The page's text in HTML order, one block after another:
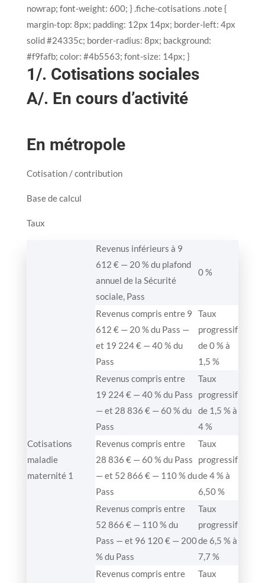
nowrap; font-weight: 600; } .fiche-cotisations .note {
margin-top: 8px; padding: 12px 14px; border-left: 4px
solid #24335c; border-radius: 8px; background:
#f9fafb; color: #4b5563; font-size: 14px; }
1/. Cotisations sociales
A/. En cours d’activité
En métropole
Cotisation / contribution
Base de calcul
Taux
Cotisations
maladie
maternité 1
Revenus inférieurs à 9
612 € — 20 % du plafond
annuel de la Sécurité
sociale, Pass
0 %
Revenus compris entre 9
612 € — 20 % du Pass —
et 19 224 € — 40 % du
Pass
Taux
progressif
de 0 % à
1,5 %
Revenus compris entre
19 224 € — 40 % du Pass
— et 28 836 € — 60 % du
Pass
Taux
progressif
de 1,5 % à
4 %
Revenus compris entre
28 836 € — 60 % du Pass
— et 52 866 € — 110 % du
Pass
Taux
progressif
de 4 % à
6,50 %
Revenus compris entre
52 866 € — 110 % du
Pass — et 96 120 € — 200
% du Pass
Taux
progressif
de 6,5 % à
7,7 %
Revenus compris entre
Taux